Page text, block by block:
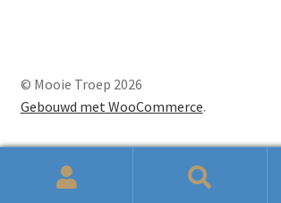
© Mooie Troep 2026
Gebouwd met WooCommerce.